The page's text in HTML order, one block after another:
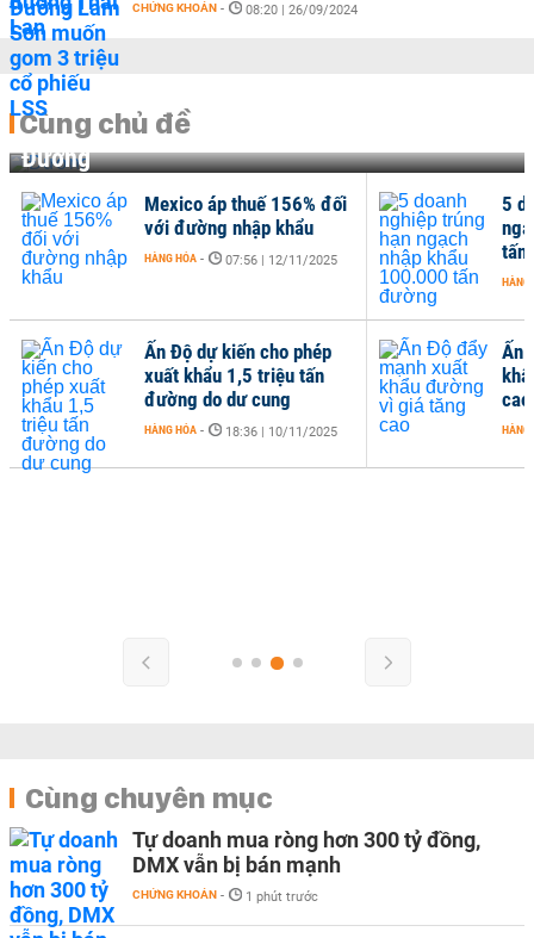
CHỨNG KHOÁN - 08:20 | 26/09/2024
Cùng chủ đề
Đường
Ấn
cao
HÀNG
Mexico áp thuế 156% đối
với đường nhập khẩu
HÀNG HÓA - 07:56 | 12/11/2025
Ấn Độ dự kiến cho phép
xuất khẩu 1,5 triệu tấn
đường do dư cung
HÀNG HÓA - 18:36 | 10/11/2025
5
tấn
HÀNG
Cùng chuyên mục
Tự doanh mua ròng hơn 300 tỷ đồng,
DMX vẫn bị bán mạnh
CHỨNG KHOÁN - 1 phút trước